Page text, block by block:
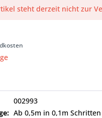
steht derzeit nicht zur
002993
Ab 0,5m in 0,1m Schritten